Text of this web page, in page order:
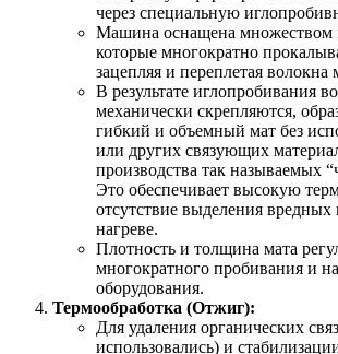
через специальную
Машина оснащена множеством
которые многократно
зацепляя и переплетая волокна
В результате иглопробивания
механически скрепляются,
гибкий и объемный мат без
или других связующих
производства так называемых
Это обеспечивает высокую
отсутствие выделения вредных
нагреве.
Плотность и толщина мата
многократного пробивания и
оборудования.
Термообработка (Отжиг):
Для удаления органических
использовались) и